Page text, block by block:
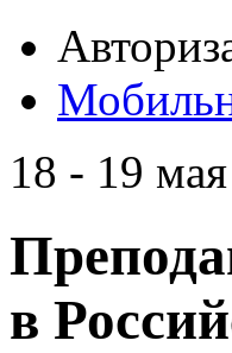
18 - 19
в